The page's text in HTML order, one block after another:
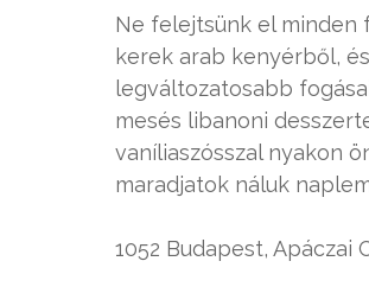
Ne felejtsünk el minden
kerek arab kenyérből,
legváltozatosabb
mesés libanoni
vaníliaszósszal nyakon
maradjatok náluk
1052 Budapest, Apáczai